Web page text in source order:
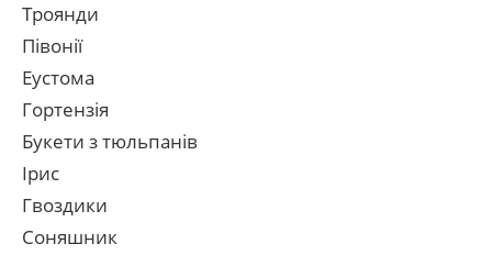
Троянди
Півонії
Еустома
Гортензія
Букети з тюльпанів
Ірис
Гвоздики
Соняшник